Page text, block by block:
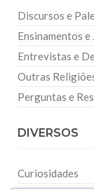
Discursos e
Ensinamentos
Entrevistas e
Outras
Perguntas e
DIVERSOS
Curiosidades